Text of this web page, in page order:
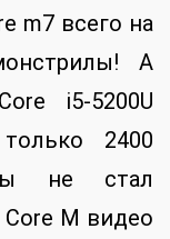
m7 всего на
А
i5-5200U
2400
не стал
M видео